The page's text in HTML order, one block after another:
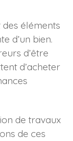
éléments
d’un bien.
d’être
d’acheter
de travaux
de ces